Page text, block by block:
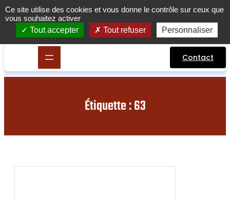
Aller
au
contenu
Contact
Étiquette :63
Ce site utilise des cookies et vous donne le contrôle sur ceux que
vous souhaitez activer
Tout accepter
Tout refuser Personnaliser